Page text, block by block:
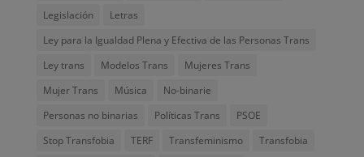
Legislación
Letras
Ley para la Igualdad Plena y Efectiva de las Personas Trans
Ley trans
Modelos Trans
Mujeres Trans
Mujer Trans
Música
No-binarie
Personas no binarias
Políticas Trans
PSOE
Stop Transfobia
TERF Transfeminismo
Transfobia